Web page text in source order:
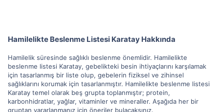
Hamilelikte Beslenme Listesi Karatay Hakkında
Hamilelik süresinde sağlıklı beslenme önemlidir. Hamilelikte
beslenme listesi Karatay, gebelikteki besin ihtiyaçlarını karşılamak
için tasarlanmış bir liste olup, gebelerin fiziksel ve zihinsel
sağlıklarını korumak için tasarlanmıştır. Hamilelikte beslenme listesi
Karatay temel olarak beş grupta toplanmıştır; protein,
karbonhidratlar, yağlar, vitaminler ve mineraller. Aşağıda her bir
gruptan yararlanmanız için öneriler bulacaksınız.